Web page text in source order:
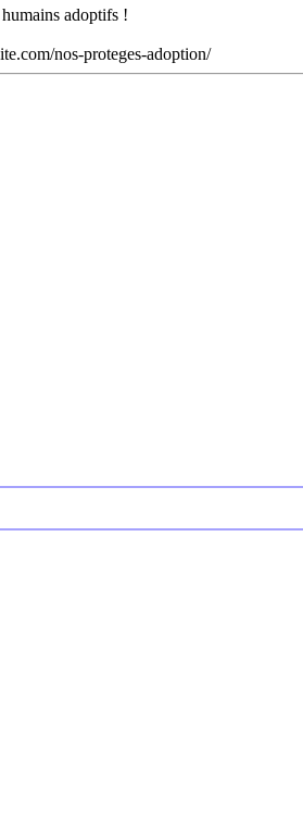
adoptifs !
nos-proteges-adoption/